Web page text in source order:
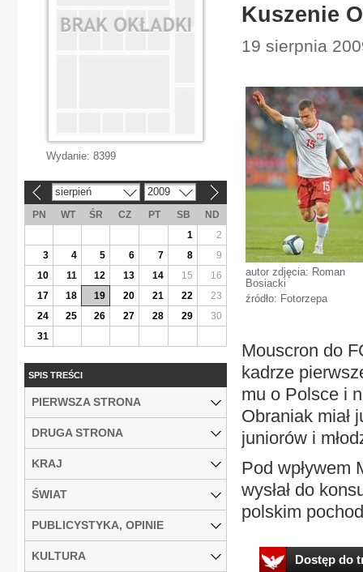
Kuszenie
19 sierpnia
autor zdjęcia: Roman
Bosiacki
źródło: Fotorzepa
Mouscron do
kadrze
mu o Polsce i
Obraniak miał
juniorów i
Pod wpływem
wysłał do
polskim
Dostęp do
Wydanie: 8399
sierpień 2009
PN WT ŚR CZ PT SB
ND
1
2
3
4 5 6 7 8
9
10
11 12 13 14 15
16
17
18 19 20 21 22
23
24
25 26 27 28 29
30
31
SPIS TREŚCI
PIERWSZA STRONA
DRUGA STRONA
KRAJ
ŚWIAT
PUBLICYSTYKA, OPINIE
KULTURA